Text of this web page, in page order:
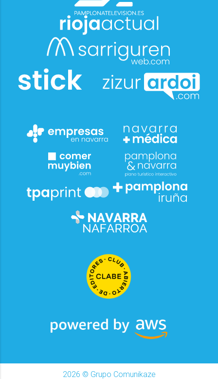
2026 © Grupo Comunikaze